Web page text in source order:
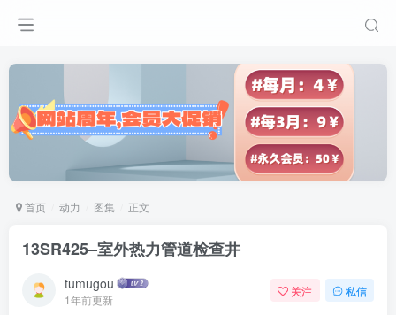
首页 动力 图集 正文
13SR425–室外热力管道检查井
tumugou
1年前更新
关注 私信